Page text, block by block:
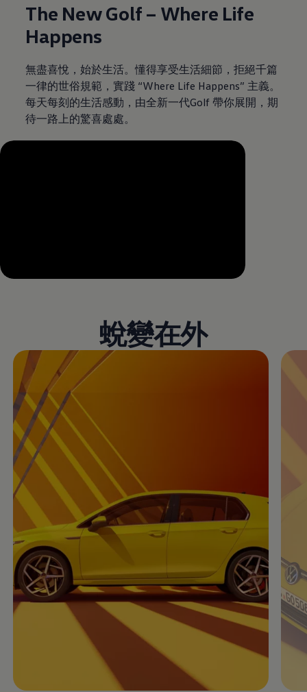
The New Golf – Where Life
Happens
無盡喜悅，始於生活。懂得享受生活細節，拒絕千篇
一律的世俗規範，實踐 “Where Life Happens” 主義。
每天每刻的生活感動，由全新一代Golf 帶你展開，期
待一路上的驚喜處處。
Remaining time, --:--
蛻變在外
Enable fullscreen mode